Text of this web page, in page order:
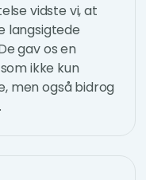
vidste vi, at
langsigtede
gav os en
ikke kun
men også bidrog